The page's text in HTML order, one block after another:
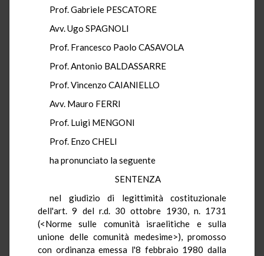
Prof. Gabriele PESCATORE
Avv. Ugo SPAGNOLI
Prof. Francesco Paolo CASAVOLA
Prof. Antonio BALDASSARRE
Prof. Vincenzo CAIANIELLO
Avv. Mauro FERRI
Prof. Luigi MENGONI
Prof. Enzo CHELI
ha pronunciato la seguente
SENTENZA
nel giudizio di legittimità costituzionale
dell'art. 9 del r.d. 30 ottobre 1930, n. 1731
(<Norme sulle comunità israelitiche e sulla
unione delle comunità medesime>), promosso
con ordinanza emessa l'8 febbraio 1980 dalla